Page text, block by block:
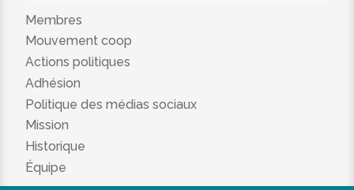
Membres
Mouvement coop
Actions politiques
Adhésion
Politique des médias sociaux
Mission
Historique
Équipe